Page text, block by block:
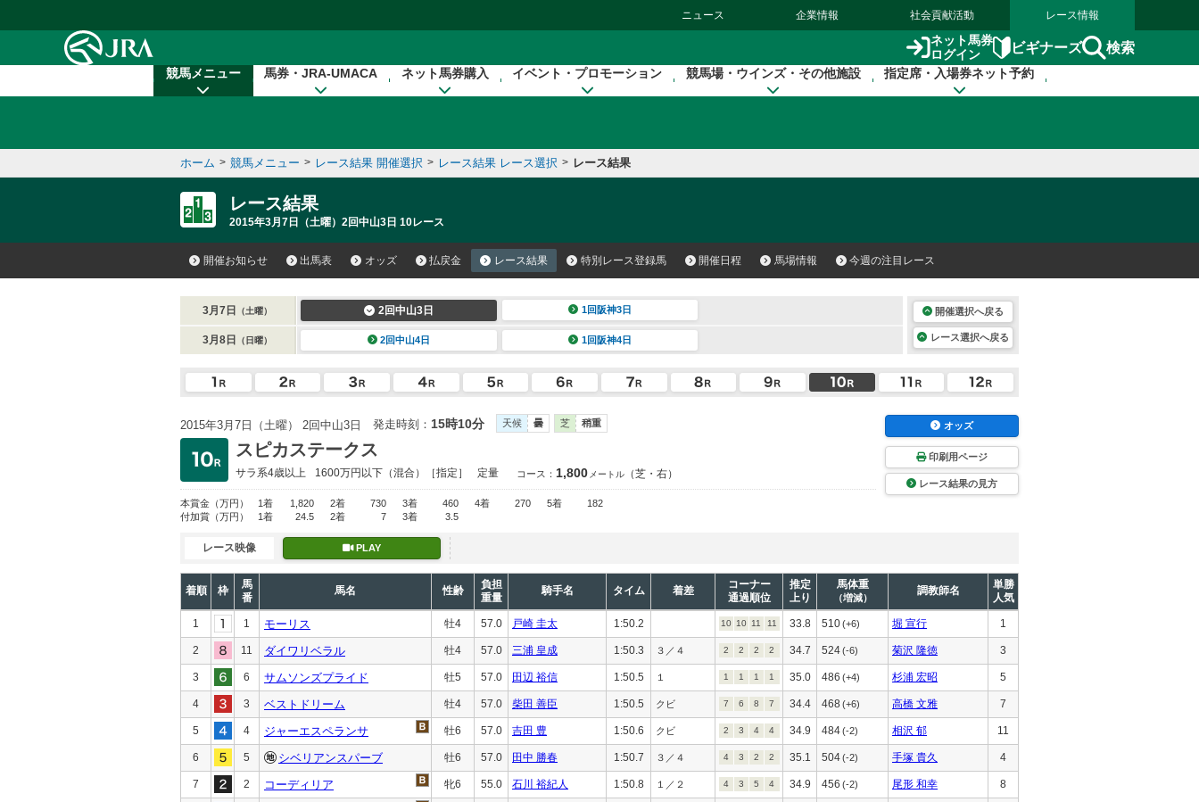
ニュース 企業情報 社会貢献活動 レース情報
ネット馬券
ログイン
ビギナーズ 検索
競馬メニュー 馬券・JRA-UMACA ネット馬券購入 イベント・プロモーション 競馬場・ウインズ・その他施設 指定席・入場券ネット予約
ホーム > 競馬メニュー > レース結果 開催選択 > レース結果 レース選択 > レース結果
レース結果
2015年3月7日（土曜）2回中山3日 10レース
開催お知らせ 出馬表 オッズ 払戻金 レース結果 特別レース登録馬 開催日程 馬場情報 今週の注目レース
3月7日 （土曜） 2回中山3日 1回阪神3日
3月8日 （日曜） 2回中山4日 1回阪神4日
開催選択へ戻る
レース選択へ戻る
2015年3月7日（土曜） 2回中山3日 発走時刻： 15時10分 天候 曇 芝 稍重
スピカステークス
サラ系4歳以上 1600万円以下 （混合）［指定］ 定量 コース： 1,800 メートル （芝・右）
本賞金 （万円） 1着 1,820 2着 730 3着 460 4着 270 5着
182
付加賞 （万円） 1着 24.5 2着 7 3着 3.5
オッズ
印刷用ページ
レース結果の見方
レース映像 PLAY
着順 枠
馬
番
馬名 性齢
負担
重量
騎手名 タイム 着差
コーナー
通過順位
推定
上り
馬体重
（増減）
調教師名
単勝
人気
1 1 モーリス 牡4 57.0 戸崎 圭太 1:50.2 10 10 11 11 33.8 510(+6) 堀 宣行 1
2 11 ダイワリベラル 牡4 57.0 三浦 皇成 1:50.3 ３／４ 2 2 2 2 34.7 524(-6) 菊沢 隆徳 3
3 6 サムソンズプライド 牡5 57.0 田辺 裕信 1:50.5 １ 1 1 1 1 35.0 486 (+4) 杉浦 宏昭 5
4 3 ベストドリーム 牡4 57.0 柴田 善臣 1:50.5 クビ 7 6 8 7 34.4 468 (+6) 高橋 文雅 7
5 4 ジャーエスペランサ 牡6 57.0 吉田 豊 1:50.6 クビ 2 3 4 4 34.9 484(-2) 相沢 郁 11
6 5 シベリアンスパーブ 牡6 57.0 田中 勝春 1:50.7 ３／４ 4 3 2 2 35.1 504(-2) 手塚 貴久 4
7 2 コーディリア 牝6 55.0 石川 裕紀人 1:50.8 １／２ 4 3 5 4 34.9 456 (-2) 尾形 和幸 8